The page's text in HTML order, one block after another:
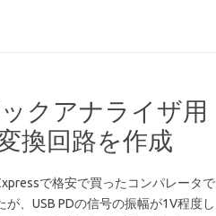
クアナライザ用
換回路を作成
で格安で買ったコンパレータで
、USB PDの信号の振幅が1V程度し